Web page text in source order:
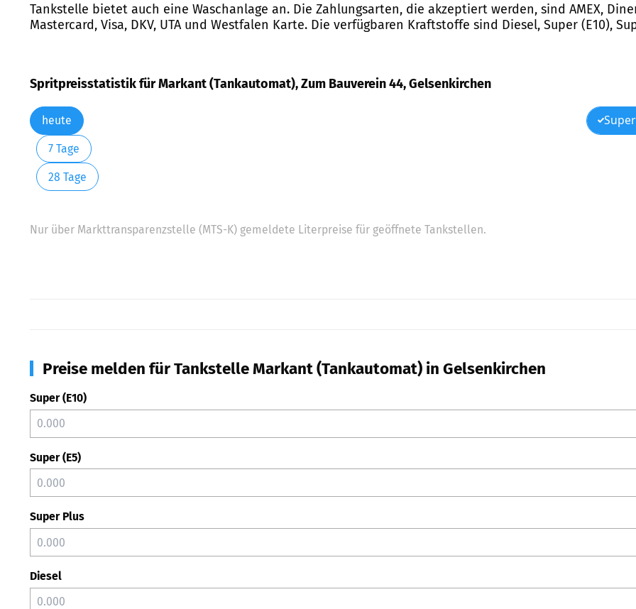
Tankstelle bietet auch eine Waschanlage an. Die Zahlungsarten, die akzeptiert werden, sind AMEX,
Mastercard, Visa, DKV, UTA und Westfalen Karte. Die verfügbaren Kraftstoffe sind Diesel, Super (E10),
Spritpreisstatistik für Markant (Tankautomat), Zum Bauverein 44, Gelsenkirchen
heute
7 Tage
28 Tage
Nur über Markttransparenzstelle (MTS-K) gemeldete Literpreise für geöffnete Tankstellen.
Preise melden für Tankstelle Markant (Tankautomat) in Gelsenkirchen
Super (E10)
Super (E5)
Super Plus
Diesel